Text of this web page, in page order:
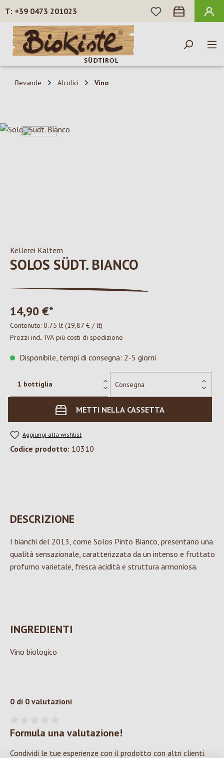
Passa al contenuto principale
+39 0473 201023
HAI 0 ARTICOLI
Bevande Alcolici Vino
Salta la galleria di immagini
Kellerei Kaltern
SOLOS SÜDT. BIANCO
14,90 €*
Contenuto: 0.75 lt (19,87 € / lt)
Prezzi incl. IVA più costi di spedizione
Disponibile, tempi di consegna: 2-5 giorni
METTI NELLA CASSETTA
Aggiungi alla wishlist
Codice prodotto: 10310
DESCRIZIONE
I bianchi del 2013, come Solos Pinto Bianco, presentano una
qualità sensazionale, caratterizzata da un intenso e fruttato
profumo varietale, fresca acidità e struttura armoniosa.
INGREDIENTI
Vino biologico
0 di 0 valutazioni
Valutazione media di 0 su 5 stelle
Formula una valutazione!
Condividi le tue esperienze con il prodotto con altri clienti.